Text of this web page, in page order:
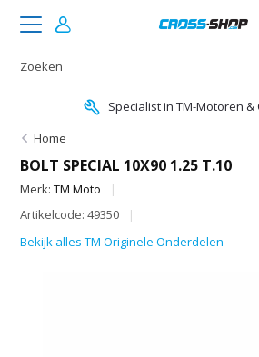
Specialist in TM-Motoren
Home
BOLT SPECIAL 10X90 1.25 T.10
Merk:TM Moto
Artikelcode: 49350
Bekijk alles TM Originele Onderdelen